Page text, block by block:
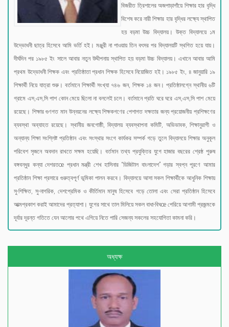
বিজরীত ত্রিশালের অজপাড়াগাঁয়ে শিক্ষার হার বৃদ্ধি
বিশেষ করে নারী শিক্ষার হার বৃদ্ধির লক্ষ্যে স্থাপিত
হয় বড়মা উচ্চ বিদ্যালয়। উক্ত বিদ্যালয়ে ১ম
উদ্ভোধনী ছাত্র হিসেবে আমি ভর্তি হই। মঞ্জুরী না পাওয়ায় তিন বৎসর পর বিদ্যালয়টি স্থগিত হয়ে যায়।
দীর্ঘদিন পর ১৯৮৫ ইং সালে আবার নতুন উদ্দীপনায় স্থাপিত হয় বড়মা উচ্চ বিদ্যালয়। এখানে আবার আমি
প্রথম উদ্ভোধনী শিক্ষক এবং প্রতিষ্ঠাতা প্রধান শিক্ষক হিসেবে নিয়োজিত হই। ১৯৮৫ ইং, ৪ জানুয়ারি ১৯
শিক্ষার্থী নিয়ে যাত্রা শুরু। বর্তমানে শিক্ষার্থী সংখ্যা ৭৪৬ জন, শিক্ষক ১৪ জন। প্রতিষ্ঠালগ্নে স্থানীয় ৬টি
গ্রামে এস,এস,সি পাশ কোন মেয়ে ছিলো না বললেই চলে। বর্তমানে প্রতি ঘরে ঘরে এস,এস,সি পাশ মেয়ে
রয়েছে। শিক্ষার গুণগত মান উন্নয়নের লক্ষ্যে শিক্ষকগণের পেশাগত দক্ষতার জন্য প্রয়োজনীয় প্রশিক্ষণের
ব্যবস্থা অব্যাহত রয়েছে। স্থানীয় জনগোষ্ঠী, বিদ্যালয় ব্যবস্থাপনা কমিটি, অভিভাবক, শিক্ষানুরাগী ও
অন্যান্য শিক্ষা সংশ্লিষ্ট প্রতিষ্ঠান এবং সংস্থার সংগে কার্যকর সম্পর্ক গড়ে তুলে বিদ্যালয়ে শিক্ষার অনুকূল
পরিবেশ সৃজনে অবদান রাখতে সক্ষম হয়েছি। বর্তমান তথ্য প্রযুক্তির যুগে হাজার বছরের শ্রেষ্ঠ পুরুষ
বঙ্গবন্ধুর কন্যা দেশরতœ প্রধান মন্ত্রী শেখ হাসিনার “ডিজিটাল বাংলাদেশ” গড়ার স্বপ্ন পূরণে আমার
প্রতিষ্ঠান শিক্ষা প্রসারে গুরুত্বপূর্ণ ভূমিকা পালন করবে। বিদ্যালয়ে আসা সকল শিক্ষার্থীকে আধুনিক শিক্ষায়
সু-শিক্ষিত, সু-নাগরিক, দেশপ্রেমিক ও কীর্তিমান মানুষ হিসেবে গড়ে তোলা এবং সেরা প্রতিষ্ঠান হিসেবে
আত্মপ্রকাশ করাই আমাদের প্রত্যাশা। যুগের সাথে তাল মিলিয়ে সকল বাধা-বিঘœ পেরিয়ে আগামী প্রজন্মকে
দূর্বার দূরন্ত গতিতে যেন আলোর পথে এগিয়ে নিতে পারি সেজন্য সকলের সহযোগিতা কামনা করি।
অধ্যক্ষ